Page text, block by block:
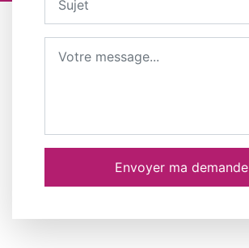
Envoyer ma demande